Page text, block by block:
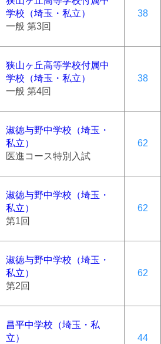
学校（埼玉・私立）
一般 第3回
38
狭山ヶ丘高等学校付属中
学校（埼玉・私立）
一般 第4回
38
淑徳与野中学校（埼玉・
私立）
医進コース特別入試
62
淑徳与野中学校（埼玉・
私立）
第1回
62
淑徳与野中学校（埼玉・
私立）
第2回
62
昌平中学校（埼玉・私
立）
44